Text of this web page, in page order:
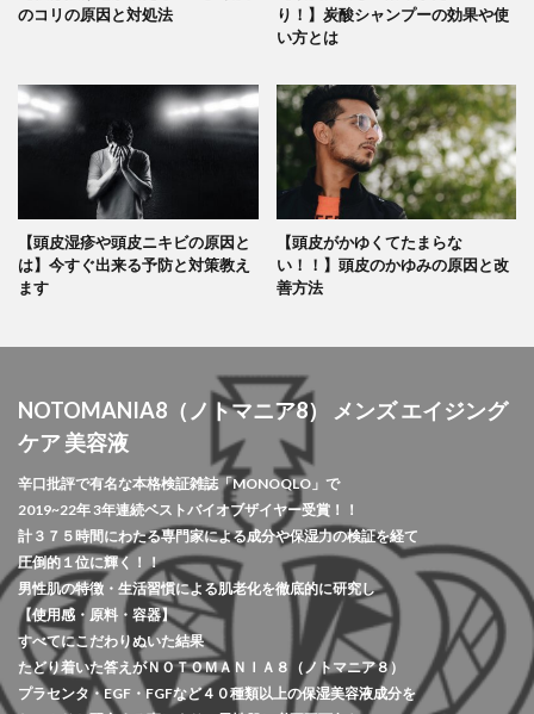
のコリの原因と対処法
り！】炭酸シャンプーの効果や使
い方とは
【頭皮湿疹や頭皮ニキビの原因と
は】今すぐ出来る予防と対策教え
ます
【頭皮がかゆくてたまらな
い！！】頭皮のかゆみの原因と改
善方法
NOTOMANIA8（ノトマニア8） メンズ エイジング
ケア 美容液
辛口批評で有名な本格検証雑誌「MONOQLO」で
2019~22年 3年連続ベストバイオブザイヤー受賞！！
計３７５時間にわたる専門家による成分や保湿力の検証を経て
圧倒的１位に輝く！！
男性肌の特徴・生活習慣による肌老化を徹底的に研究し
【使用感・原料・容器】
すべてにこだわりぬいた結果
たどり着いた答えがＮＯＴＯＭＡＮＩＡ８（ノトマニア８）
プラセンタ・EGF・FGFなど４０種類以上の保湿美容液成分を